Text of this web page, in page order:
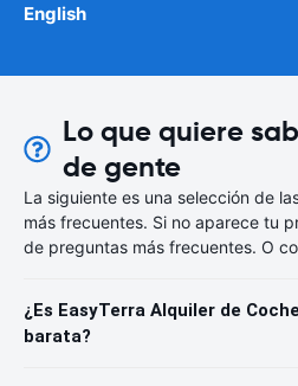
English
Lo que quiere
de gente
La siguiente es una selección de
más frecuentes. Si no aparece tu
de preguntas más frecuentes. O
¿Es EasyTerra Alquiler de
barata?